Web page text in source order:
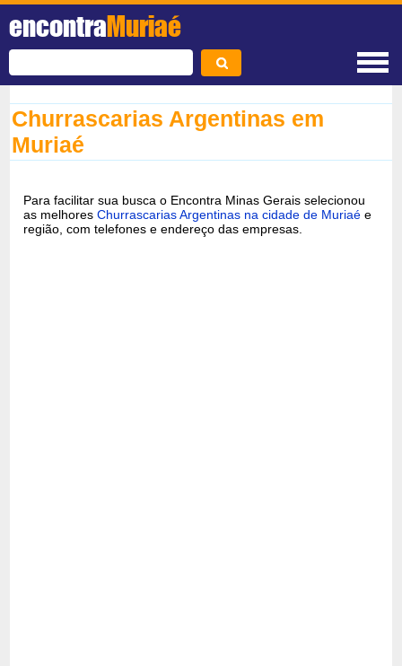
encontraMuriaé
Churrascarias Argentinas em
Muriaé
Para facilitar sua busca o Encontra Minas Gerais selecionou
as melhoresChurrascarias Argentinas na cidade de Muriaé e
região, com telefones e endereço das empresas.